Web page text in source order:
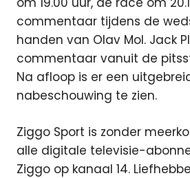
commentaar tijdens de
handen van Olav Mol. Jack
commentaar vanuit de
Na afloop is er een
nabeschouwing te zien.
Ziggo Sport is zonder
alle digitale televisie-
Ziggo op kanaal 14.